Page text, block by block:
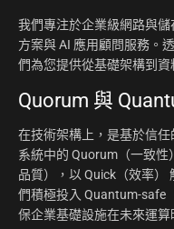
我們專注於企業級網路與
方案與 AI 應用顧問服務。
們為您提供從基礎架構到資
Quorum 與
在技術架構上，是基於信
系統中的 Quorum（一致性
品質），以 Quick（效率）
們積極投入 Quantum-safe
保企業基礎設施在未來運